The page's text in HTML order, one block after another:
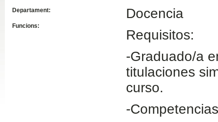
Departament: Docencia
Funcions:
Requisitos:
-Graduado/a
titulaciones
curso.
-